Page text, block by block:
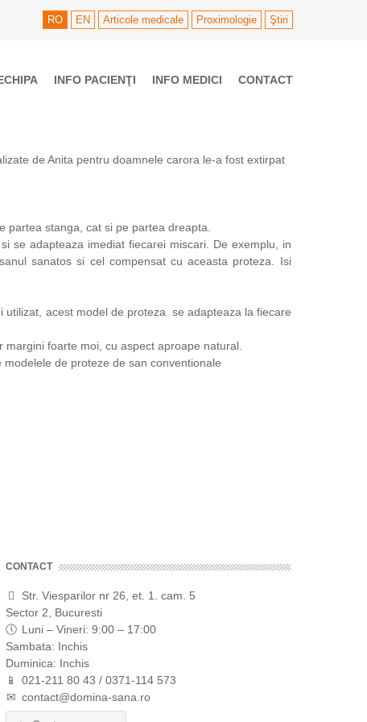
RO EN Articole medicale Proximologie Ştiri
INFO PACIENŢI INFO MEDICI CONTACT
de Anita pentru doamnele carora le-a fost extirpat
partea stanga, cat si pe partea dreapta.
se adapteaza imediat fiecarei miscari. De exemplu, in
sanatos si cel compensat cu aceasta proteza. Isi
utilizat, acest model de proteza se adapteaza la fiecare
foarte moi, cu aspect aproape natural.
de proteze de san conventionale
CONTACT
Str. Viesparilor nr 26, et. 1. cam. 5
Sector 2, Bucuresti
Luni – Vineri: 9:00 – 17:00
Sambata: Inchis
Duminica: Inchis
021-211 80 43 / 0371-114 573
contact@domina-sana.ro
Search